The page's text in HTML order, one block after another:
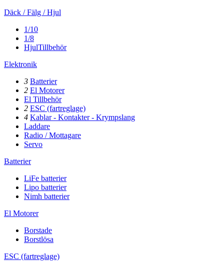
Däck / Fälg / Hjul
1/10
1/8
HjulTillbehör
Elektronik
3 Batterier
2 El Motorer
El Tillbehör
2 ESC (fartreglage)
4 Kablar - Kontakter - Krympslang
Laddare
Radio / Mottagare
Servo
Batterier
LiFe batterier
Lipo batterier
Nimh batterier
El Motorer
Borstade
Borstlösa
ESC (fartreglage)